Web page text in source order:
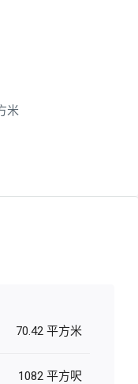
米
70.42 平方米
1082 平方呎